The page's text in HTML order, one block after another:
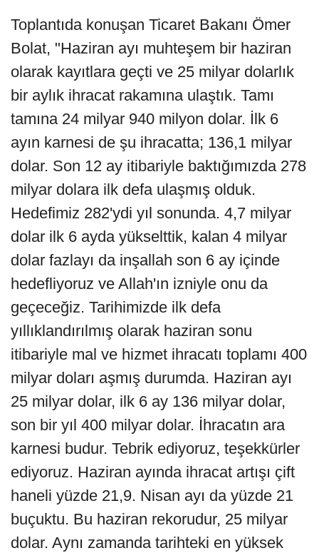
Toplantıda konuşan Ticaret Bakanı Ömer
Bolat, "Haziran ayı muhteşem bir haziran
olarak kayıtlara geçti ve 25 milyar dolarlık
bir aylık ihracat rakamına ulaştık. Tamı
tamına 24 milyar 940 milyon dolar. İlk 6
ayın karnesi de şu ihracatta; 136,1 milyar
dolar. Son 12 ay itibariyle baktığımızda 278
milyar dolara ilk defa ulaşmış olduk.
Hedefimiz 282'ydi yıl sonunda. 4,7 milyar
dolar ilk 6 ayda yükselttik, kalan 4 milyar
dolar fazlayı da inşallah son 6 ay içinde
hedefliyoruz ve Allah'ın izniyle onu da
geçeceğiz. Tarihimizde ilk defa
yıllıklandırılmış olarak haziran sonu
itibariyle mal ve hizmet ihracatı toplamı 400
milyar doları aşmış durumda. Haziran ayı
25 milyar dolar, ilk 6 ay 136 milyar dolar,
son bir yıl 400 milyar dolar. İhracatın ara
karnesi budur. Tebrik ediyoruz, teşekkürler
ediyoruz. Haziran ayında ihracat artışı çift
haneli yüzde 21,9. Nisan ayı da yüzde 21
buçuktu. Bu haziran rekorudur, 25 milyar
dolar. Aynı zamanda tarihteki en yüksek